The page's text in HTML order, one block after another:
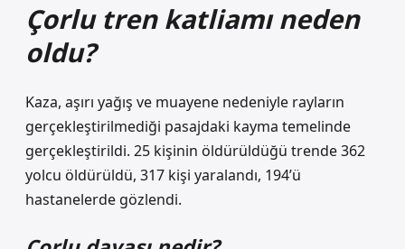
Çorlu tren katliamı neden
oldu?
Kaza, aşırı yağış ve muayene nedeniyle rayların
gerçekleştirilmediği pasajdaki kayma temelinde
gerçekleştirildi. 25 kişinin öldürüldüğü trende 362
yolcu öldürüldü, 317 kişi yaralandı, 194’ü
hastanelerde gözlendi.